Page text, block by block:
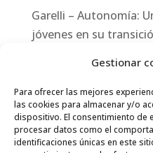
Gestionar
Para ofrecer las mejores
las cookies para almacenar y/o
dispositivo. El consentimiento de
procesar datos como el
identificaciones únicas en este
Garelli – Autonomía:
jóvenes en su
Garelli-Refugio:
marco del Sistema de
Internacional 10 julio,